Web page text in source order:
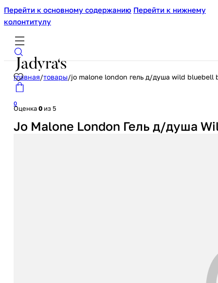
Перейти к основному содержанию Перейти к нижнему
колонтитулу
0
главная/товары/jo malone london гель д/душа wild bluebell
Оценка0 из 5
Jo Malone London Гель д/душа